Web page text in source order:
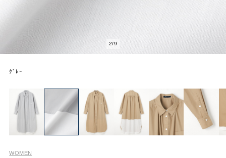
2/9
ｸﾞﾚｰ
WOMEN